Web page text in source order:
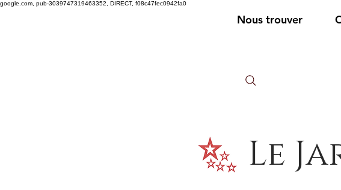
google.com, pub-3039747319463352, DIRECT, f08c47fec0942fa0
Nous trouver
Le